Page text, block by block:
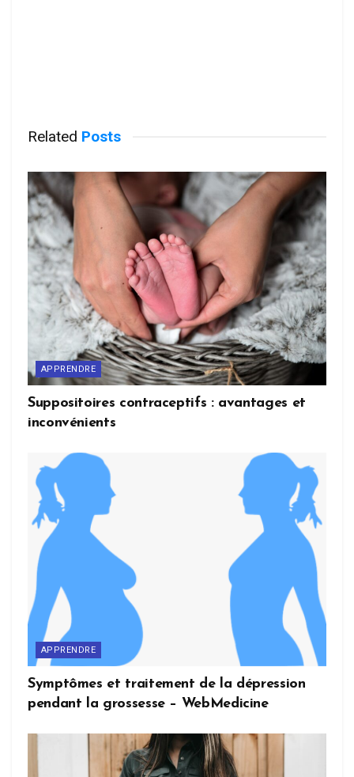
Related Posts
APPRENDRE
Suppositoires contraceptifs : avantages et
inconvénients
APPRENDRE
Symptômes et traitement de la dépression
pendant la grossesse – WebMedicine